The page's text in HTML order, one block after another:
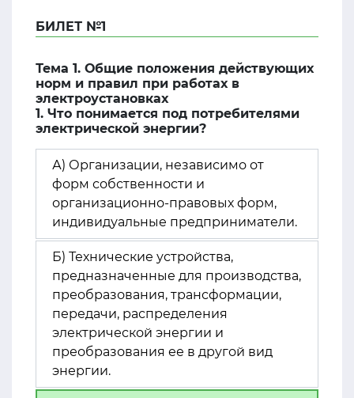
БИЛЕТ №1
Тема 1. Общие положения действующих
норм и правил при работах в
электроустановках
1. Что понимается под потребителями
электрической энергии?
А) Организации, независимо от
форм собственности и
организационно-правовых форм,
индивидуальные предприниматели.
Б) Технические устройства,
предназначенные для производства,
преобразования, трансформации,
передачи, распределения
электрической энергии и
преобразования ее в другой вид
энергии.